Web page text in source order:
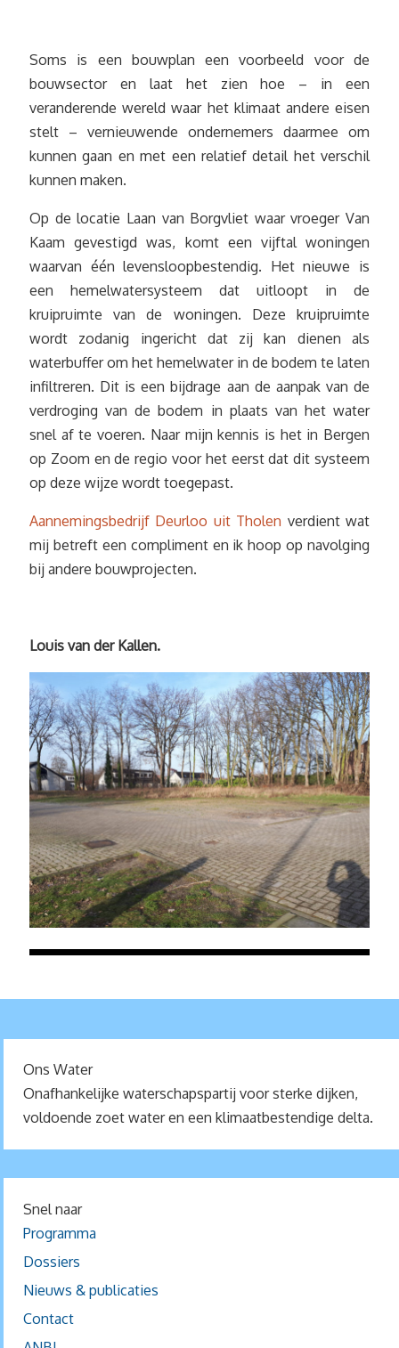
Soms is een bouwplan een voorbeeld voor de
bouwsector en laat het zien hoe – in een
veranderende wereld waar het klimaat andere eisen
stelt – vernieuwende ondernemers daarmee om
kunnen gaan en met een relatief detail het verschil
kunnen maken.
Op de locatie Laan van Borgvliet waar vroeger Van
Kaam gevestigd was, komt een vijftal woningen
waarvan één levensloopbestendig. Het nieuwe is
een hemelwatersysteem dat uitloopt in de
kruipruimte van de woningen. Deze kruipruimte
wordt zodanig ingericht dat zij kan dienen als
waterbuffer om het hemelwater in de bodem te laten
infiltreren. Dit is een bijdrage aan de aanpak van de
verdroging van de bodem in plaats van het water
snel af te voeren. Naar mijn kennis is het in Bergen
op Zoom en de regio voor het eerst dat dit systeem
op deze wijze wordt toegepast.
Aannemingsbedrijf Deurloo uit Tholen verdient wat
mij betreft een compliment en ik hoop op navolging
bij andere bouwprojecten.
Louis van der Kallen.
Ons Water
Onafhankelijke waterschapspartij voor sterke dijken,
voldoende zoet water en een klimaatbestendige delta.
Snel naar
Programma
Dossiers
Nieuws & publicaties
Contact